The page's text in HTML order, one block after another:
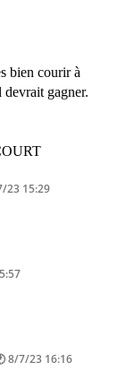
bien courir à
gagner.
23 15:29
8/7/23 16:16